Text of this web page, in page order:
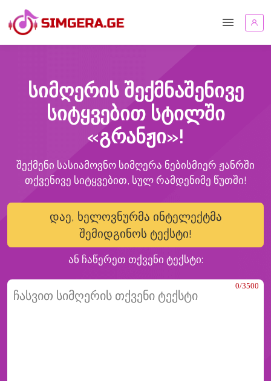
სიმღერის შექმნაშენივე
სიტყვებით სტილში
«გრანჟი»!
შექმენი სასიამოვნო სიმღერა ნებისმიერ ჟანრში
თქვენივე სიტყვებით, სულ რამდენიმე წუთში!
დაე, ხელოვნურმა ინტელექტმა
შემიდგინოს ტექსტი!
ან ჩაწერეთ თქვენი ტექსტი:
0/3500